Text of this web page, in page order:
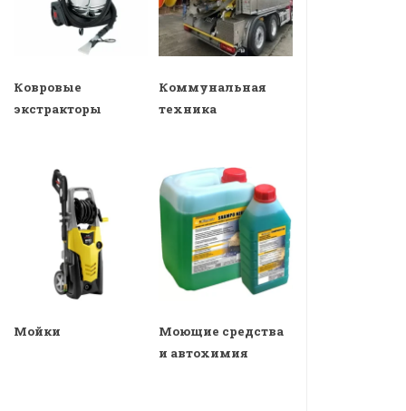
Ковровые
экстракторы
Коммунальная
техника
Мойки
Моющие средства
и автохимия